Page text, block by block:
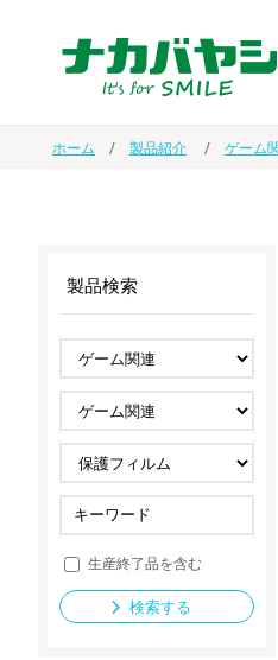
スマートフォン・
タブレット関連
防災・
セキュリティ用品
法人向け製品
オーダー手帳・ノベ
ドキュメントスキャ
導入事例
IR情報
サステナビリティ
ホーム 製品紹介 ゲーム
製品検索
生産終了品を含む
検索する